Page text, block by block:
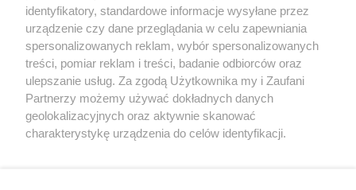
Kultura
X Facebook Instagram Youtube
identyfikatory, standardowe informacje wysyłane przez
urządzenie czy dane przeglądania w celu zapewniania
spersonalizowanych reklam, wybór spersonalizowanych
treści, pomiar reklam i treści, badanie odbiorców oraz
ulepszanie usług. Za zgodą Użytkownika my i Zaufani
Partnerzy możemy używać dokładnych danych
geolokalizacyjnych oraz aktywnie skanować
charakterystykę urządzenia do celów identyfikacji.